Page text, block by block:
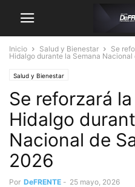
Inicio Salud y Bienestar
Se
Hidalgo durante la Semana Nacional
Salud y Bienestar
Se reforzará
Hidalgo
Nacional de
2026
Por DeFRENTE - 25 mayo, 2026